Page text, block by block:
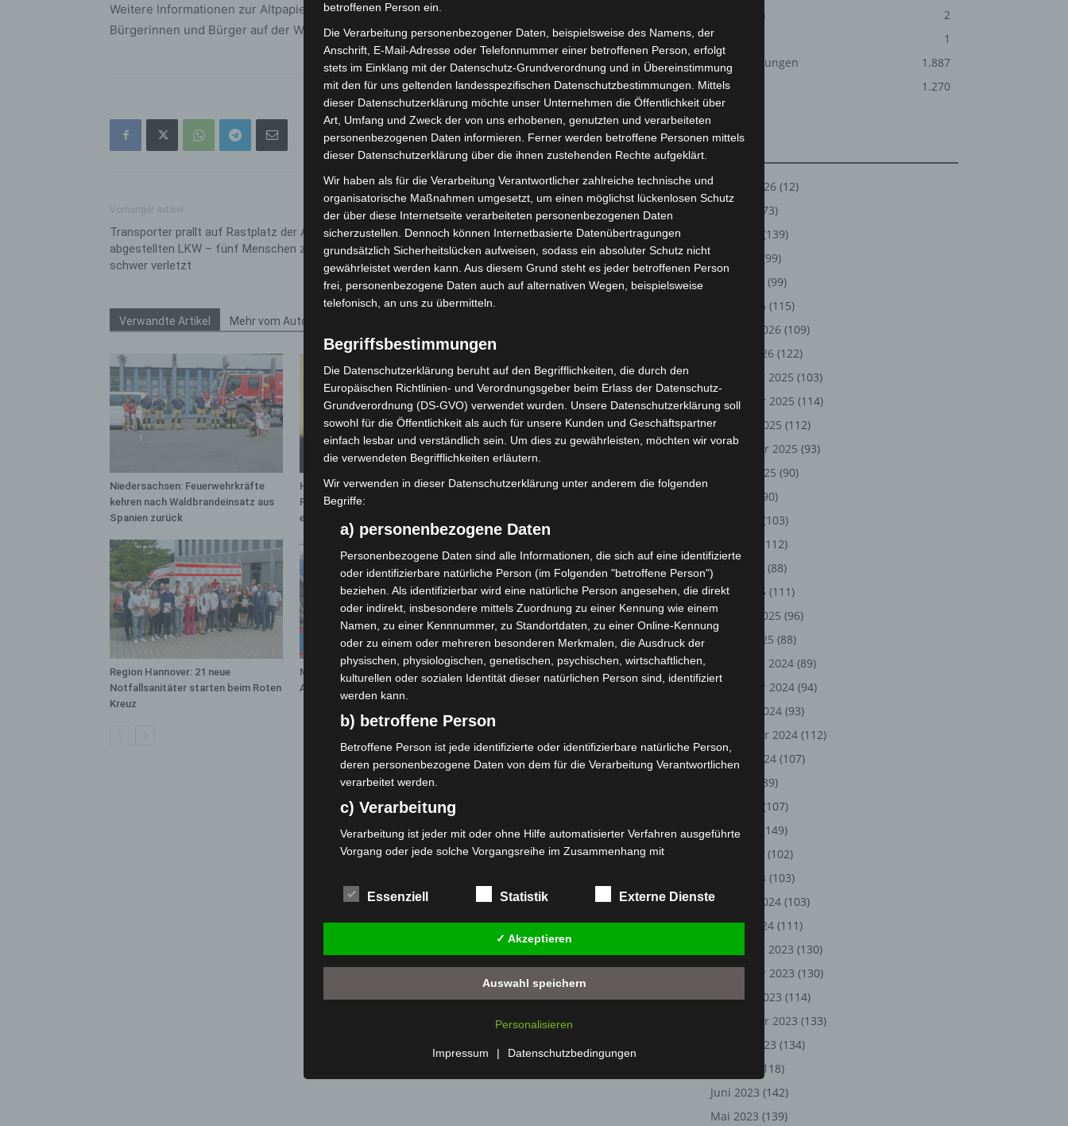
Weitere Informationen zur Altpapiertonne, dem Bestellvorgang und den Abholrhythmen finden
Bürgerinnen und Bürger auf der Webseite von aha unterwww.aha-region.de.
Transporter prallt auf Rastplatz der A7 auf
abgestellten LKW – fünf Menschen zum Teil
schwer verletzt
Nächster Artikel
Reformationstag – Abfall- und Wertstoffabfuhr
verschiebt sich
Verwandte Artikel Mehr vom Autor
Niedersachsen: Feuerwehrkräfte
kehren nach Waldbrandeinsatz aus
Spanien zurück
Hannover: Erste Tigermücken-
Population in Niedersachsen
entdeckt
Brand im „Haus der Begegnung“ in
Region Hannover: 21 neue
Notfallsanitäter starten beim Roten
Kreuz
Mann läuft mit Hockeyschläger über
A7 – Polizei sucht Zeugen
Gasleitung bei McDonald’s-Umbau in
Menschen
2
Über uns
1
Veranstaltungen
1.887
Welt
1.270
August 2026 (12)
(73)
(139)
(99)
(99)
März 2026 (115)
Februar 2026 (109)
Januar 2026 (122)
Dezember 2025 (103)
November 2025 (114)
Oktober 2025 (112)
September 2025 (93)
August 2025 (90)
(90)
(103)
(112)
April 2025
(88)
März 2025 (111)
Februar 2025 (96)
Januar 2025 (88)
Dezember 2024 (89)
November 2024 (94)
Oktober 2024 (93)
September 2024 (112)
August 2024 (107)
(89)
(107)
Mai 2024
(149)
(102)
März 2024 (103)
Februar 2024 (103)
Januar 2024 (111)
Dezember 2023 (130)
November 2023 (130)
Oktober 2023 (114)
September 2023 (133)
August 2023 (134)
(118)
Juni 2023 (142)
Mai 2023 (139)
betroffenen Person ein.
Die Verarbeitung personenbezogener Daten, beispielsweise des Namens, der
Anschrift, E-Mail-Adresse oder Telefonnummer einer betroffenen Person, erfolgt
stets im Einklang mit der Datenschutz-Grundverordnung und in Übereinstimmung
mit den für uns geltenden landesspezifischen Datenschutzbestimmungen. Mittels
dieser Datenschutzerklärung möchte unser Unternehmen die Öffentlichkeit über
Art, Umfang und Zweck der von uns erhobenen, genutzten und verarbeiteten
personenbezogenen Daten informieren. Ferner werden betroffene Personen mittels
dieser Datenschutzerklärung über die ihnen zustehenden Rechte aufgeklärt.
Wir haben als für die Verarbeitung Verantwortlicher zahlreiche technische und
organisatorische Maßnahmen umgesetzt, um einen möglichst lückenlosen Schutz
der über diese Internetseite verarbeiteten personenbezogenen Daten
sicherzustellen. Dennoch können Internetbasierte Datenübertragungen
grundsätzlich Sicherheitslücken aufweisen, sodass ein absoluter Schutz nicht
gewährleistet werden kann. Aus diesem Grund steht es jeder betroffenen Person
frei, personenbezogene Daten auch auf alternativen Wegen, beispielsweise
telefonisch, an uns zu übermitteln.
Begriffsbestimmungen
Die Datenschutzerklärung beruht auf den Begrifflichkeiten, die durch den
Europäischen Richtlinien- und Verordnungsgeber beim Erlass der Datenschutz-
Grundverordnung (DS-GVO) verwendet wurden. Unsere Datenschutzerklärung soll
sowohl für die Öffentlichkeit als auch für unsere Kunden und Geschäftspartner
einfach lesbar und verständlich sein. Um dies zu gewährleisten, möchten wir vorab
die verwendeten Begrifflichkeiten erläutern.
Wir verwenden in dieser Datenschutzerklärung unter anderem die folgenden
Begriffe:
a) personenbezogene Daten
Personenbezogene Daten sind alle Informationen, die sich auf eine identifizierte
oder identifizierbare natürliche Person (im Folgenden "betroffene Person")
beziehen. Als identifizierbar wird eine natürliche Person angesehen, die direkt
oder indirekt, insbesondere mittels Zuordnung zu einer Kennung wie einem
Namen, zu einer Kennnummer, zu Standortdaten, zu einer Online-Kennung
oder zu einem oder mehreren besonderen Merkmalen, die Ausdruck der
physischen, physiologischen, genetischen, psychischen, wirtschaftlichen,
kulturellen oder sozialen Identität dieser natürlichen Person sind, identifiziert
werden kann.
b) betroffene Person
Betroffene Person ist jede identifizierte oder identifizierbare natürliche Person,
deren personenbezogene Daten von dem für die Verarbeitung Verantwortlichen
verarbeitet werden.
c) Verarbeitung
Verarbeitung ist jeder mit oder ohne Hilfe automatisierter Verfahren ausgeführte
Vorgang oder jede solche Vorgangsreihe im Zusammenhang mit
das Ordnen, die Speicherung, die Anpassung oder Veränderung, das Auslesen,
das Abfragen, die Verwendung, die Offenlegung durch Übermittlung, Verbreitung
oder eine andere Form der Bereitstellung, den Abgleich oder die Verknüpfung,
die Einschränkung, das Löschen oder die Vernichtung.
d) Einschränkung der Verarbeitung
Einschränkung der Verarbeitung ist die Markierung gespeicherter
Profiling ist jede Art der automatisierten Verarbeitung personenbezogener
Daten, die darin besteht, dass diese personenbezogenen Daten verwendet
werden, um bestimmte persönliche Aspekte, die sich auf eine natürliche Person
Essenziell Statistik Externe Dienste
✓ Akzeptieren
Auswahl speichern
Personalisieren
Impressum | Datenschutzbedingungen